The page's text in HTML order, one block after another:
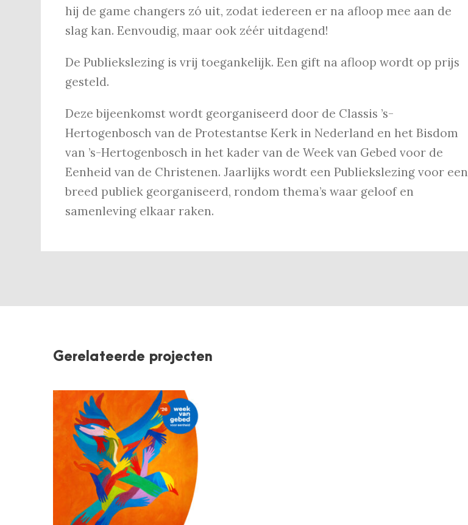
hij de game changers zó uit, zodat iedereen er na afloop mee aan de
slag kan. Eenvoudig, maar ook zéér uitdagend!
De Publiekslezing is vrij toegankelijk. Een gift na afloop wordt op prijs
gesteld.
Deze bijeenkomst wordt georganiseerd door de Classis ’s-
Hertogenbosch van de Protestantse Kerk in Nederland en het Bisdom
van ’s-Hertogenbosch in het kader van de Week van Gebed voor de
Eenheid van de Christenen. Jaarlijks wordt een Publiekslezing voor een
breed publiek georganiseerd, rondom thema’s waar geloof en
samenleving elkaar raken.
Gerelateerde projecten
OECUMENISCHE
VIERING EN
RONDETAFELGESPREK